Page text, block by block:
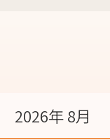
2026年 8月